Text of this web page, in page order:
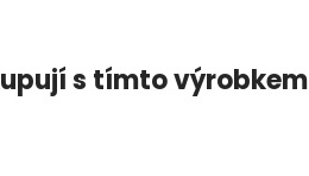
s tímto výrobkem